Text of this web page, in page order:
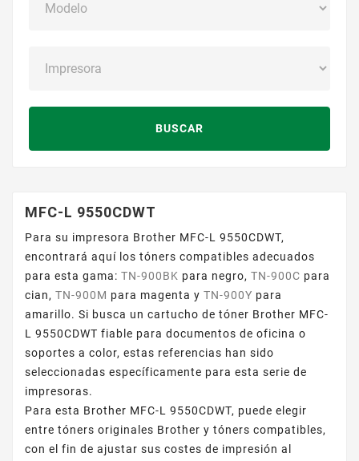
BUSCAR
MFC-L 9550CDWT
Para su impresora Brother MFC-L 9550CDWT,
encontrará aquí los tóners compatibles adecuados
para esta gama: TN-900BK para negro, TN-900C para
cian, TN-900M para magenta y TN-900Y para
amarillo. Si busca un cartucho de tóner Brother MFC-
L 9550CDWT fiable para documentos de oficina o
soportes a color, estas referencias han sido
seleccionadas específicamente para esta serie de
impresoras.
Para esta Brother MFC-L 9550CDWT, puede elegir
entre tóners originales Brother y tóners compatibles,
con el fin de ajustar sus costes de impresión al